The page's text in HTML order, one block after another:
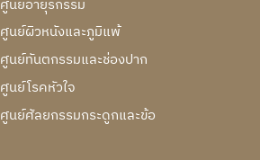
ศูนย์อายุรกรรม
ศูนย์ผิวหนังและภูมิแพ้
ศูนย์ทันตกรรมและช่องปาก
ศูนย์โรคหัวใจ
ศูนย์ศัลยกรรมกระดูกและข้อ